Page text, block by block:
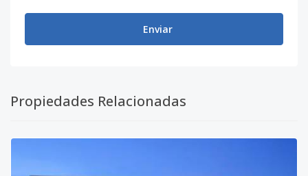
Enviar
Propiedades Relacionadas